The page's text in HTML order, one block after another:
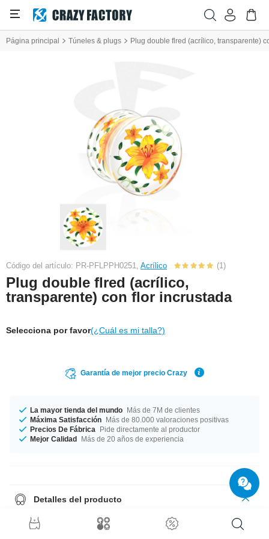
Página principal Túneles & plugs Plug double flred (acrílico, transparente)
Código del artículo: PR-PFLPPH0251, Acrílico (1)
Plug double flred (acrílico,
transparente) con flor incrustada
Selecciona por favor(¿Cuál es mi talla?)
Garantía de mejor precio Crazy
La mayor tienda del mundo Más de 7M de clientes
Máxima Satisfacción Más de 80.000 valoraciones positivas
Precios De Fábrica
Pide directamente al productor
Mejor Calidad Más de 20 años de experiencia
Detalles del producto
Diámetros desde 10 mm hasta 30 mm disponibles. ¡Haz una buena
acción y rescata este producto muy bonito de nuestra fabrica!